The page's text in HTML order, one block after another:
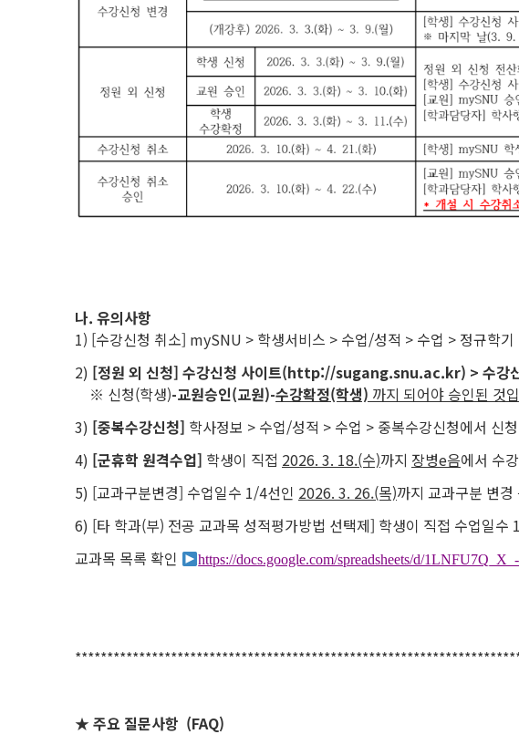
나. 유의사항
1) [수강신청 취소] mySNU > 학생서비스 > 수업/성적 > 수업 > 정규학기
2) [정원 외 신청] 수강신청 사이트(http://sugang.snu.ac.kr) > 수강
※ 신청(학생)-교원승인(교원)-수강확정(학생) 까지 되어야 승인된 것
3) [중복수강신청] 학사정보 > 수업/성적 > 수업 > 중복수강신청에서 신
4) [군휴학 원격수업] 학생이 직접 2026. 3. 18.(수)까지 장병e음에서 수
5) [교과구분변경] 수업일수 1/4선인 2026. 3. 26.(목)까지 교과구분 변
6) [타 학과(부) 전공 교과목 성적평가방법 선택제] 학생이 직접 수업일수
교과목 목록 확인
https://docs.google.com/spreadsheets/d/
★ 주요 질문사항 (FAQ)